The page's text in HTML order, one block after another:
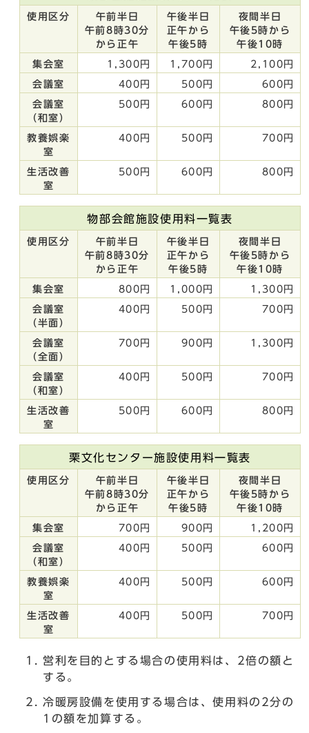
使用区分
午前半日
午前8時30分
から正午
午後半日
正午から
午後5時
夜間半日
午後5時から
午後10時
集会室 1,300円 1,700円 2,100円
会議室 400円 500円 600円
会議室
（和室）
500円 600円 800円
教養娯楽
室
400円 500円 700円
生活改善
室
500円 600円 800円
物部会館施設使用料一覧表
使用区分
午前半日
午前8時30分
から正午
午後半日
正午から
午後5時
夜間半日
午後5時から
午後10時
集会室 800円 1,000円 1,300円
会議室
（半面）
400円 500円 700円
会議室
（全面）
700円 900円 1,300円
会議室
（和室）
400円 500円 700円
生活改善
室
500円 600円 800円
栗文化センター施設使用料一覧表
使用区分
午前半日
午前8時30分
から正午
午後半日
正午から
午後5時
夜間半日
午後5時から
午後10時
集会室 700円 900円 1,200円
会議室
（和室）
400円 500円 600円
教養娯楽
室
400円 500円 600円
生活改善
室
400円 500円 700円
営利を目的とする場合の使用料は、2倍の額と
する。
冷暖房設備を使用する場合は、使用料の2分の
1の額を加算する。